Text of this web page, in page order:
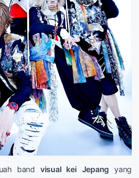
band visual kei Jepang yang